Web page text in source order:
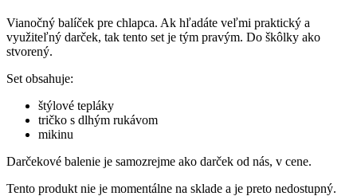
Vianočný balíček pre chlapca. Ak hľadáte veľmi praktický a
využiteľný darček, tak tento set je tým pravým. Do škôlky ako
stvorený.
Set obsahuje:
štýlové tepláky
tričko s dlhým rukávom
mikinu
Darčekové balenie je samozrejme ako darček od nás, v cene.
Tento produkt nie je momentálne na sklade a je preto nedostupný.